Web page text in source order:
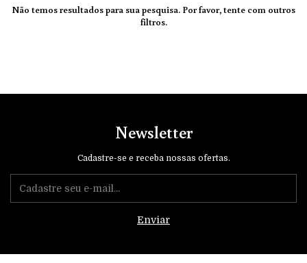
Não temos resultados para sua pesquisa. Por favor, tente com outros
filtros.
Newsletter
Cadastre-se e receba nossas ofertas.